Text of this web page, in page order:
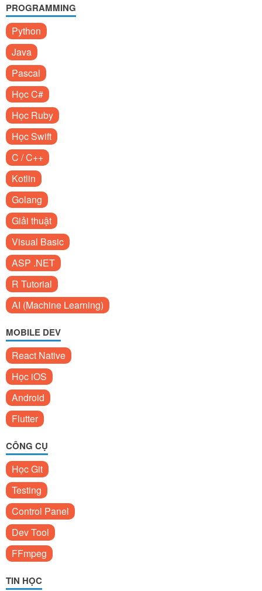
PROGRAMMING
Python
Java
Pascal
Học C#
Học Ruby
Học Swift
C / C++
Kotlin
Golang
Giải thuật
Visual Basic
ASP .NET
R Tutorial
AI (Machine Learning)
MOBILE DEV
React Native
Học iOS
Android
Flutter
CÔNG CỤ
Học Git
Testing
Control Panel
Dev Tool
FFmpeg
TIN HỌC